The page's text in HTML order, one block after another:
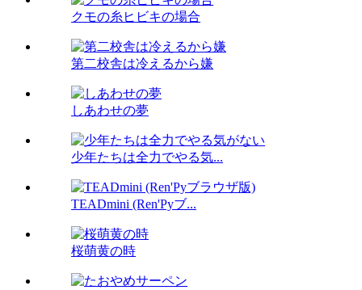
クモの糸ヒビキの場合
第二校舎は冷えるから嫌
しあわせの夢
少年たちは全力でやる気...
TEADmini (Ren'Pyブ...
桜萌黄の時